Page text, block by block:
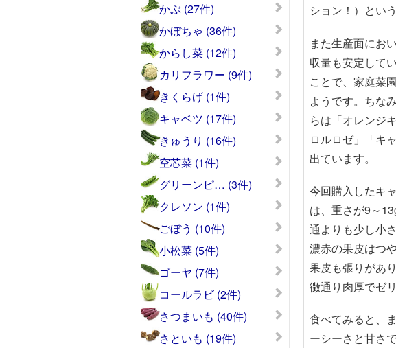
かぶ (27件)
かぼちゃ (36件)
からし菜 (12件)
カリフラワー (9件)
きくらげ (1件)
キャベツ (17件)
きゅうり (16件)
空芯菜 (1件)
グリーンピ… (3件)
クレソン (1件)
ごぼう (10件)
小松菜 (5件)
ゴーヤ (7件)
コールラビ (2件)
さつまいも (40件)
さといも (19件)
ション！）とい
また生産面にお
収量も安定して
ことで、家庭菜
ようです。ちな
らは「オレンジ
ロルロゼ」「キ
出ています。
今回購入したキ
は、重さが9～
通よりも少し小
濃赤の果皮はつ
果皮も張りがあ
徴通り肉厚でゼ
食べてみると、
ーシーさと甘さ